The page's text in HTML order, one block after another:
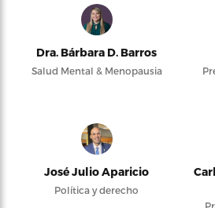
Dra. Bárbara D. Barros
Salud Mental & Menopausia
José Julio Aparicio
Política y derecho